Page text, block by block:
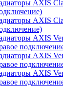
AXIS
AXIS
AXIS
AXIS
AXIS